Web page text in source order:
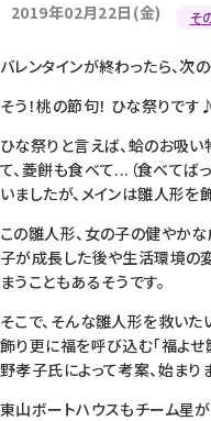
2019年02月22日(金) そ
バレンタインが終わったら、次
そう！桃の節句！ ひな祭りです♪
ひな祭りと言えば、蛤のお吸
て、菱餅も食べて...（食べてば
いましたが、メインは雛人形を
この雛人形、女の子の健やか
子が成長した後や生活環境の
まうこともあるそうです。
そこで、そんな雛人形を救い
飾り更に福を呼び込む「福よ
野孝子氏によって考案、始ま
東山ボートハウスもチーム星